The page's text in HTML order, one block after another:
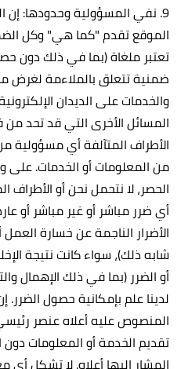
9. نفي المسؤولية وحدودها:
الموقع تقدم "كما هي" وكل
تعتبر ملغاة (بما في ذلك دون
ضمنية تتعلق بالملاءمة لغرض
والخدمات على الديدان
المسائل الأخرى التي قد تحد من
الأطراف المتآلفة أي مسؤولية
من المعلومات أو الخدمات.
الحصر، لا نتحمل نحن أو
أي ضرر مباشر أو غير مباشر أو
الأضرار الناجمة عن خسارة العمل
شابه ذلك)، سواء كانت نتيجة
أو الضرر (بما في ذلك الإهمال
لدينا علم بإمكانية حصول الضرر.
المنصوص عليه أعلاه عنصر
تقديم الخدمة أو المعلومات
المشار إليها أعلاه. لا تشكل